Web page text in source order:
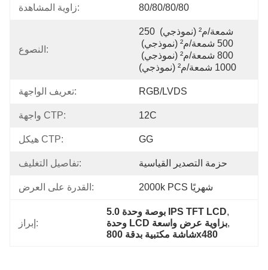
زاوية المشاهدة: 80/80/80/80
النصوع:
250 شمعة/م² (نموذجي)
1000 شمعة/م² (نموذجي)
تعريف الواجهة: RGB/LVDS
واجهة CTP: 12C
هيكل CTP: GG
تفاصيل التغليف: حزمة التصدير القياسية
القدرة على العرض: 2000k PCS شهريًا
إبراز:
5.0 بوصة وحدة IPS TFT LCD,
وحدة LCD بزاوية عرض واسعة,
شاشة مكتبية بدقة 800x480